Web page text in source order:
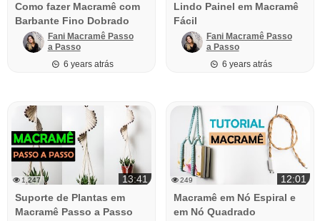
Como fazer Macramê com
Barbante Fino Dobrado
Fani Macramê Passo
a Passo
6 years atrás
Lindo Painel em Macramê
Fácil
Fani Macramê Passo
a Passo
6 years atrás
1,247
13:41
Suporte de Plantas em
Macramê Passo a Passo
249
12:01
Macramê em Nó Espiral e
em Nó Quadrado